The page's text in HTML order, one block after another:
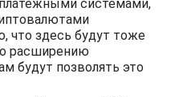
платежными системами,
что здесь будут тоже
расширению
будут позволять это